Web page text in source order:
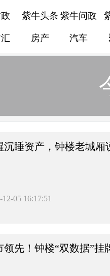
紫牛头条 紫牛问政
房产 汽车
沉睡资产，钟楼老城厢
12-05 16:17:51
领先！钟楼“双数据”挂